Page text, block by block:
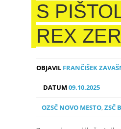
S
REX
OBJAVIL FRANČIŠEK
DATUM09.10.2025
OZSČ NOVO MESTO,ZSČ